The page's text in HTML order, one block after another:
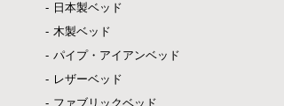
日本製ベッド
木製ベッド
パイプ・アイアンベッド
レザーベッド
ファブリックベッド